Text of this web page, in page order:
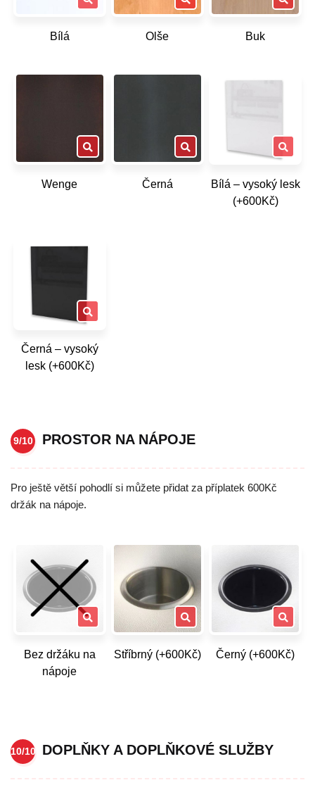
Bílá Olše Buk
Wenge Černá
Bílá – vysoký lesk
(+600Kč)
Černá – vysoký
lesk (+600Kč)
9/10 PROSTOR NA NÁPOJE
Pro ještě větší pohodlí si můžete přidat za příplatek 600Kč
držák na nápoje.
Bez držáku na
nápoje
Stříbrný (+600Kč) Černý (+600Kč)
10/10 DOPLŇKY A DOPLŇKOVÉ SLUŽBY